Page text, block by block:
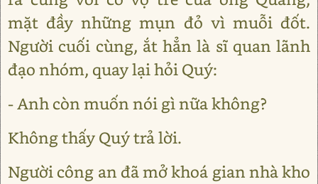
mặt đầy những mụn đỏ vì muỗi đốt.
Người cuối cùng, ắt hẳn là sĩ quan lãnh
đạo nhóm, quay lại hỏi Quý:
- Anh còn muốn nói gì nữa không?
Không thấy Quý trả lời.
Người công an đã mở khoá gian nhà kho